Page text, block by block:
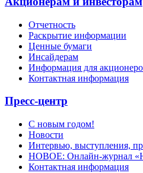
Отчетность
Раскрытие информации
Ценные бумаги
Инсайдерам
Информация для
Контактная информация
Пресс-центр
С новым годом!
Новости
Интервью, выступления,
НОВОЕ: Онлайн-журнал
Контактная информация